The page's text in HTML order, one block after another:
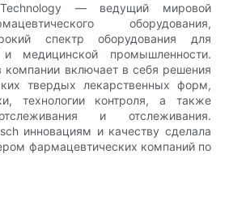
— ведущий мировой
оборудования,
спектр оборудования для
и медицинской промышленности.
компании включает в себя решения
твердых лекарственных форм,
технологии контроля, а также
и отслеживания.
инновациям и качеству сделала
фармацевтических компаний по